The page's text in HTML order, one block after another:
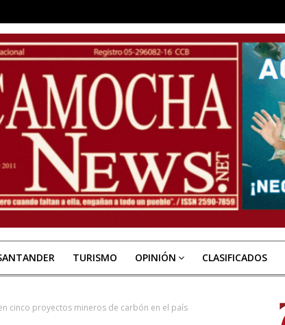
TURISMO OPINIÓN CLASIFICADOS
cinco proyectos mineros de carbón en el país